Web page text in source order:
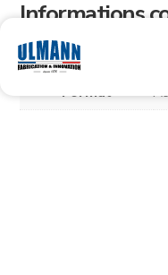
Informations
Poids
Format